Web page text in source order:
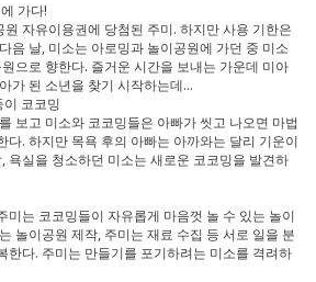
가다!
자유이용권에 당첨된 주미. 하지만 사용 기한은
음 날, 미소는 아로밍과 놀이공원에 가던 중 미소
으로 향한다. 즐거운 시간을 보내는 가운데 미아
가 된 소년을 찾기 시작하는데...
코코밍
보고 미소와 코코밍들은 아빠가 씻고 나오면 마법
다. 하지만 목욕 후의 아빠는 아까와는 달리 기운이
욕실을 청소하던 미소는 새로운 코코밍을 발견하
미는 코코밍들이 자유롭게 마음껏 놀 수 있는 놀이
놀이공원 제작, 주미는 재료 수집 등 서로 일을 분
한다. 주미는 만들기를 포기하려는 미소를 격려하